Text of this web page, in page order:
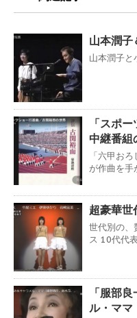
山本潤子
山本潤子と
「スポ
中継番組
「六甲お
が作曲を
超豪華世
世代別の、
ス 10代代
「服部
ル・ママ